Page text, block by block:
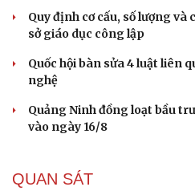
Quy định cơ cấu, số lượng và
sở giáo dục công lập
Quốc hội bàn sửa 4 luật liên
nghệ
Quảng Ninh đồng loạt bầu
vào ngày 16/8
QUAN SÁT